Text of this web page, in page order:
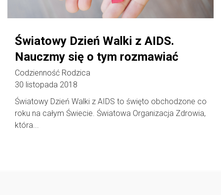
Światowy Dzień Walki z AIDS.
Nauczmy się o tym rozmawiać
Codzienność Rodzica
30 listopada 2018
Światowy Dzień Walki z AIDS to święto obchodzone co
roku na całym Świecie. Światowa Organizacja Zdrowia,
która...